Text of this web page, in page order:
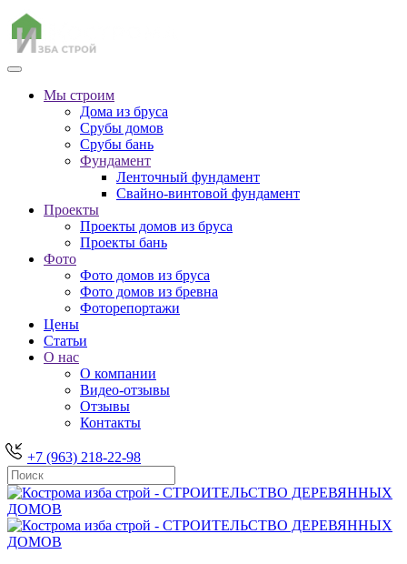
Мы строим
Дома из бруса
Срубы домов
Срубы бань
Фундамент
Ленточный фундамент
Свайно-винтовой фундамент
Проекты
Проекты домов из бруса
Проекты бань
Фото
Фото домов из бруса
Фото домов из бревна
Фоторепортажи
Цены
Статьи
О нас
О компании
Видео-отзывы
Отзывы
Контакты
+7 (963) 218-22-98